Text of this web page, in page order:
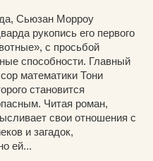
Сьюзан Морроу
рукопись его первого
с просьбой
способности. Главный
математики Тони
становится
Читая роман,
свои отношения с
и загадок,
ей...